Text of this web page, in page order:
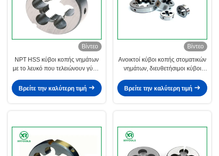
Βίντεο
NPT HSS κύβοι κοπής νημάτων
με το λευκό που τελειώνουν γύρω
Βρείτε την καλύτερη τιμή
Βίντεο
Ανοικτοί κύβοι κοπής στοματικών
νημάτων, διευθετήσιμοι κύβοι
κοπή
Βρείτε την καλύτερη τιμή